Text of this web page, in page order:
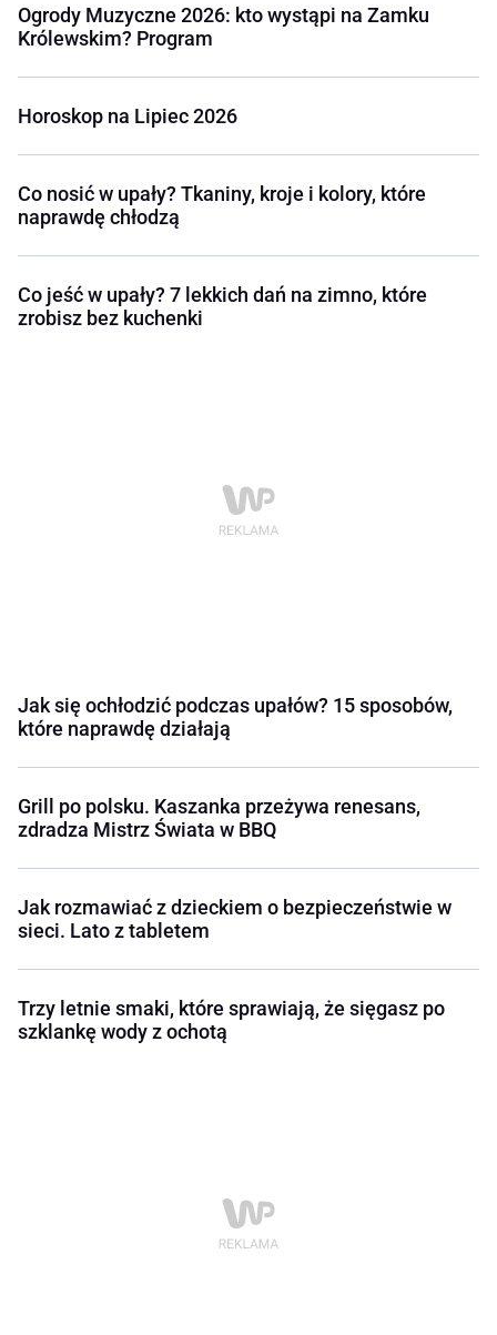
Ogrody Muzyczne 2026: kto wystąpi na Zamku
Królewskim? Program
Horoskop na Lipiec 2026
Co nosić w upały? Tkaniny, kroje i kolory, które
naprawdę chłodzą
Co jeść w upały? 7 lekkich dań na zimno, które
zrobisz bez kuchenki
Jak się ochłodzić podczas upałów? 15 sposobów,
które naprawdę działają
Grill po polsku. Kaszanka przeżywa renesans,
zdradza Mistrz Świata w BBQ
Jak rozmawiać z dzieckiem o bezpieczeństwie w
sieci. Lato z tabletem
Trzy letnie smaki, które sprawiają, że sięgasz po
szklankę wody z ochotą